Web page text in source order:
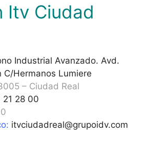
Itv Ciudad
Industrial Avanzado. Avd.
C/Hermanos Lumiere
– Ciudad Real
21 28 00
itvciudadreal@grupoidv.com